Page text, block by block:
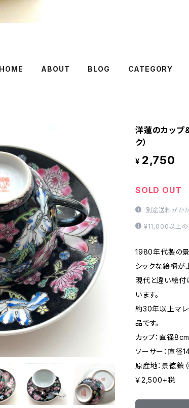
HOME ABOUT BLOG CATEGORY
洋蓮のカップ
ク）
¥ 2,750
SOLD OUT
別途送料がか
¥11,000以上の
1980年代製の景
シックな絵柄が
現代と違い絵
います。
約30年以上マレ
品です。
カップ：直径
ソーサー：直径
原産地：景徳鎮（
￥2,500+税